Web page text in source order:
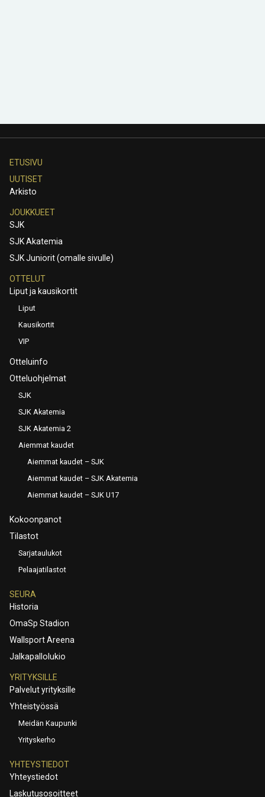
ETUSIVU
UUTISET
Arkisto
JOUKKUEET
SJK
SJK Akatemia
SJK Juniorit (omalle sivulle)
OTTELUT
Liput ja kausikortit
Liput
Kausikortit
VIP
Otteluinfo
Otteluohjelmat
SJK
SJK Akatemia
SJK Akatemia 2
Aiemmat kaudet
Aiemmat kaudet – SJK
Aiemmat kaudet – SJK Akatemia
Aiemmat kaudet – SJK U17
Kokoonpanot
Tilastot
Sarjataulukot
Pelaajatilastot
SEURA
Historia
OmaSp Stadion
Wallsport Areena
Jalkapallolukio
YRITYKSILLE
Palvelut yrityksille
Yhteistyössä
Meidän Kaupunki
Yrityskerho
YHTEYSTIEDOT
Yhteystiedot
Laskutusosoitteet